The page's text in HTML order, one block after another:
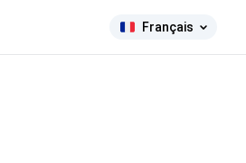
Français